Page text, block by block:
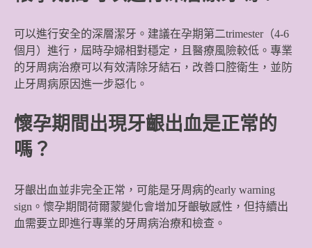
可以進行安全的深層潔牙。建議在孕期第二trimester（4-6
個月）進行，屆時孕婦相對穩定，且醫療風險較低。專業
的牙周病治療可以有效清除牙結石，改善口腔衛生，並防
止牙周病原因進一步惡化。
懷孕期間出現牙齦出血是正常的
嗎？
牙齦出血並非完全正常，可能是牙周病的early warning
sign。懷孕期間荷爾蒙變化會增加牙齦敏感性，但持續出
血需要立即進行專業的牙周病治療和檢查。